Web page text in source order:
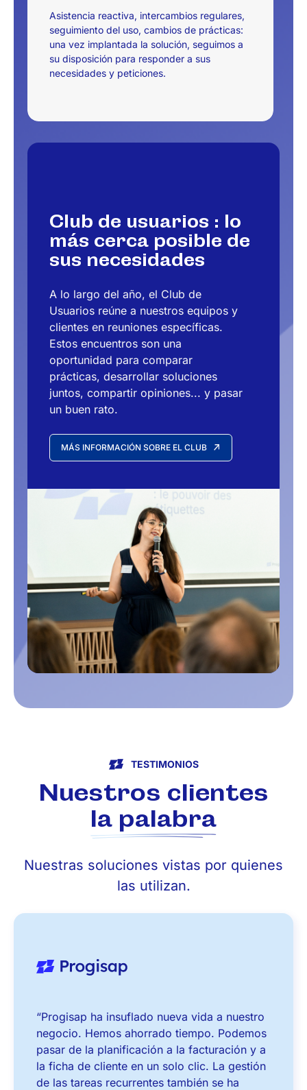
Asistencia reactiva, intercambios regulares,
seguimiento del uso, cambios de prácticas:
una vez implantada la solución, seguimos a
su disposición para responder a sus
necesidades y peticiones.
Club de usuarios : lo
más cerca posible de
sus necesidades
A lo largo del año, el Club de
Usuarios reúne a nuestros equipos y
clientes en reuniones específicas.
Estos encuentros son una
oportunidad para comparar
prácticas, desarrollar soluciones
juntos, compartir opiniones... y pasar
un buen rato.
MÁS INFORMACIÓN SOBRE EL CLUB
TESTIMONIOS
Nuestros clientes
la palabra
Nuestras soluciones vistas por quienes
las utilizan.
“Progisap ha insuflado nueva vida a nuestro
negocio. Hemos ahorrado tiempo. Podemos
pasar de la planificación a la facturación y a
la ficha de cliente en un solo clic. La gestión
de las tareas recurrentes también se ha